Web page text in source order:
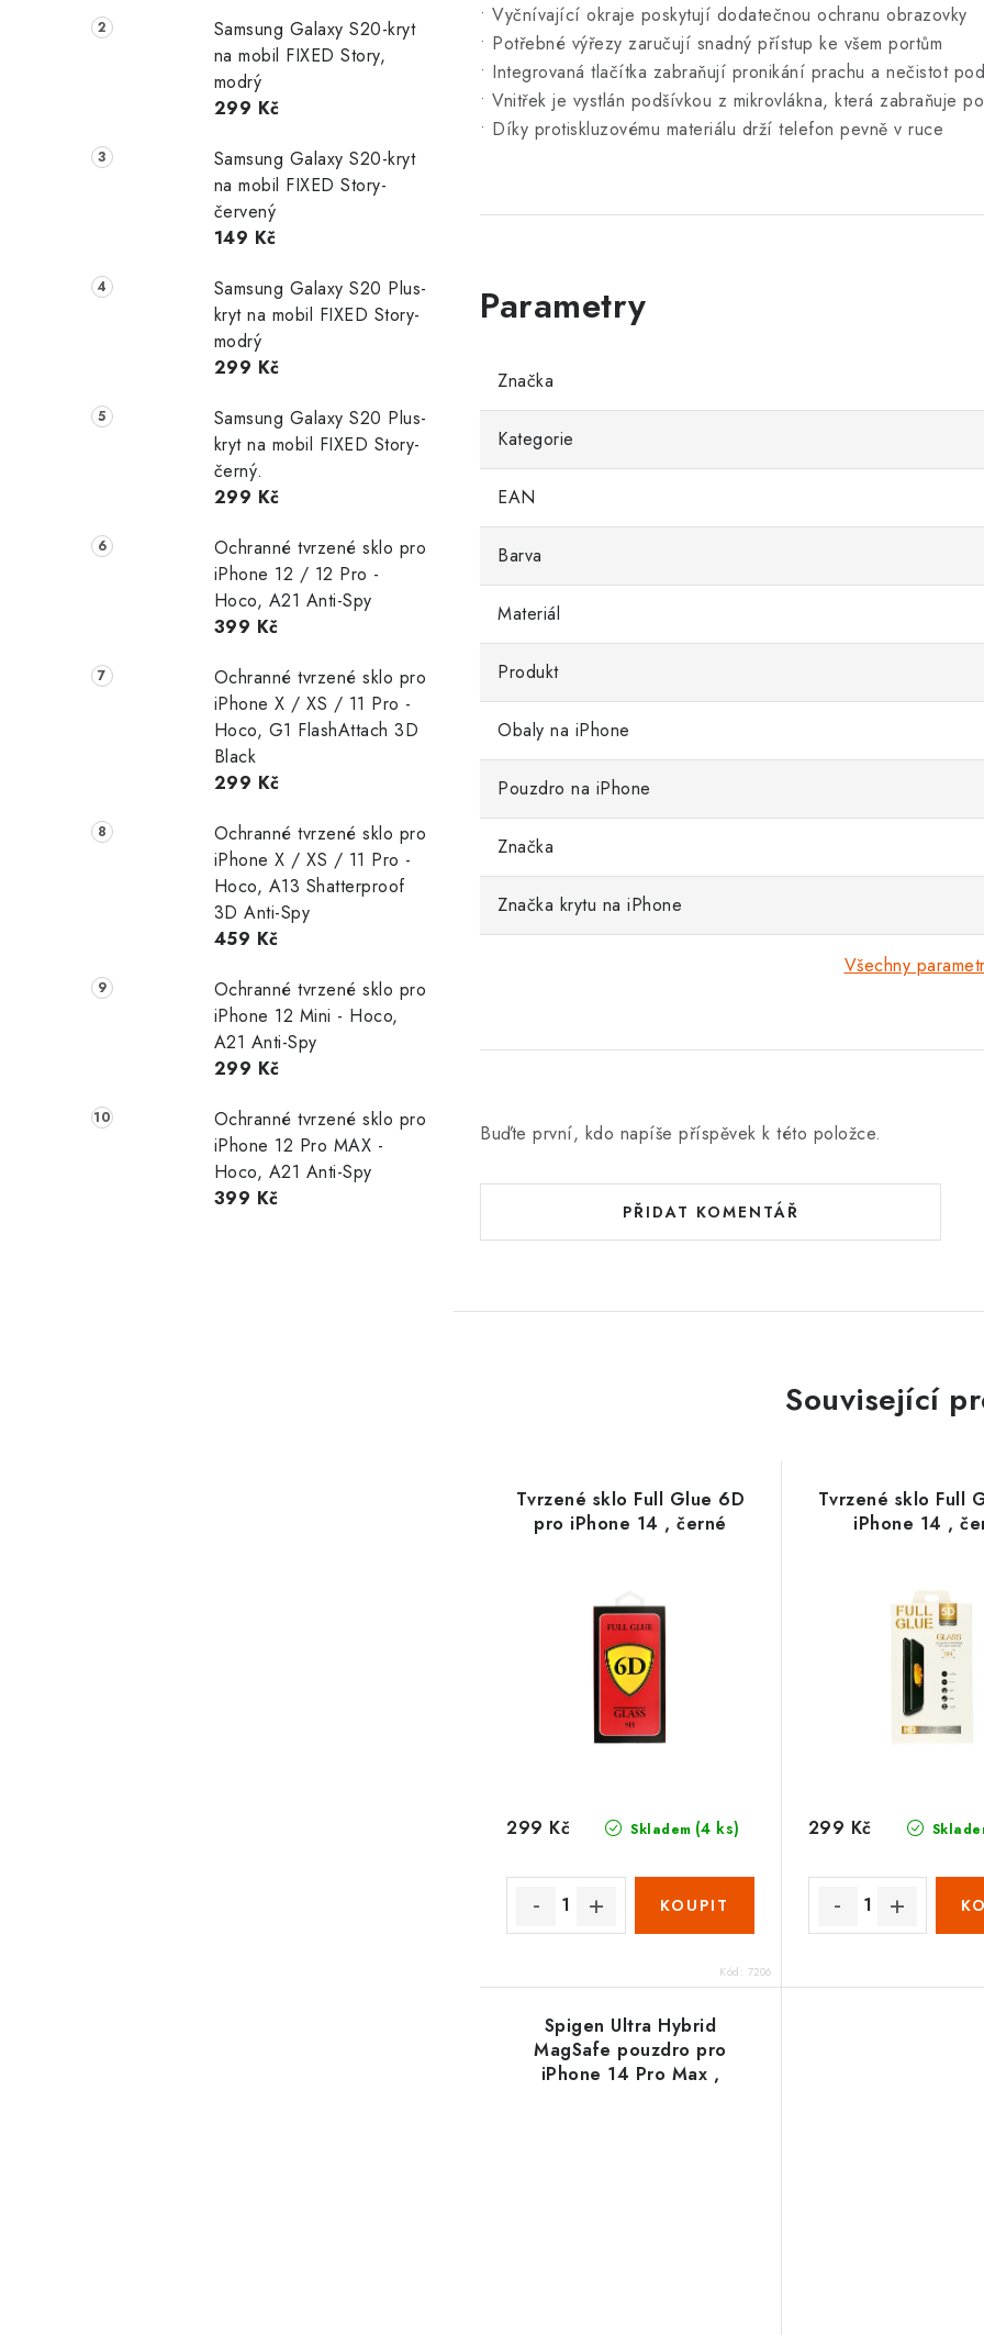
Samsung Galaxy S20-kryt
na mobil FIXED Story,
modrý
299 Kč
Samsung Galaxy S20-kryt
na mobil FIXED Story-
červený
149 Kč
Samsung Galaxy S20 Plus-
kryt na mobil FIXED Story-
modrý
299 Kč
Samsung Galaxy S20 Plus-
kryt na mobil FIXED Story-
černý.
299 Kč
Ochranné tvrzené sklo pro
iPhone 12 / 12 Pro -
Hoco, A21 Anti-Spy
399 Kč
Ochranné tvrzené sklo pro
iPhone X / XS / 11 Pro -
Hoco, G1 FlashAttach 3D
Black
299 Kč
Ochranné tvrzené sklo pro
iPhone X / XS / 11 Pro -
Hoco, A13 Shatterproof
3D Anti-Spy
459 Kč
Ochranné tvrzené sklo pro
iPhone 12 Mini - Hoco,
A21 Anti-Spy
299 Kč
Ochranné tvrzené sklo pro
iPhone 12 Pro MAX -
Hoco, A21 Anti-Spy
399 Kč
• Vyčnívající okraje poskytují dodatečnou ochranu obrazovky
• Potřebné výřezy zaručují snadný přístup ke všem portům
• Integrovaná tlačítka zabraňují pronikání prachu a nečistot
• Vnitřek je vystlán podšívkou z mikrovlákna, která zabraňuje
• Díky protiskluzovému materiálu drží telefon pevně v ruce
Značka
Kategorie
EAN
Barva
Materiál
Produkt
Obaly na iPhone
Pouzdro na iPhone
Značka
Značka krytu na iPhone
Všechny
Buďte první, kdo napíše příspěvek k této položce.
PŘIDAT KOMENTÁŘ
Související
Tvrzené sklo Full Glue 6D
pro iPhone 14 , černé
Skladem (4 ks)
299 Kč
Kód: 7206
Tvrzené sklo Full
iPhone 14 ,
299 Kč
Spigen Ultra Hybrid
MagSafe pouzdro pro
iPhone 14 Pro Max ,